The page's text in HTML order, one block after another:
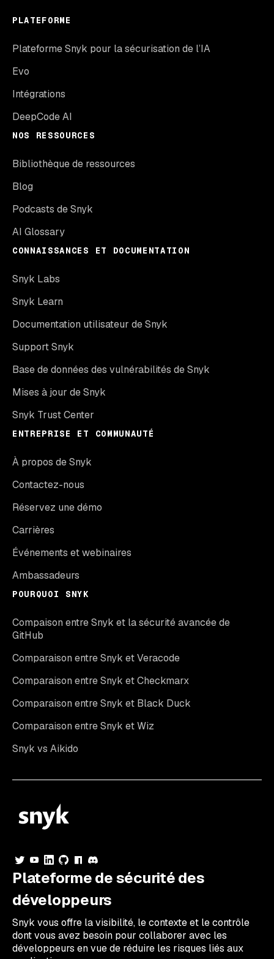
PLATEFORME
Plateforme Snyk pour la sécurisation de l’IA
Evo
Intégrations
DeepCode AI
NOS RESSOURCES
Bibliothèque de ressources
Blog
Podcasts de Snyk
AI Glossary
CONNAISSANCES ET DOCUMENTATION
Snyk Labs
Snyk Learn
Documentation utilisateur de Snyk
Support Snyk
Base de données des vulnérabilités de Snyk
Mises à jour de Snyk
Snyk Trust Center
ENTREPRISE ET COMMUNAUTÉ
À propos de Snyk
Contactez-nous
Réservez une démo
Carrières
Événements et webinaires
Ambassadeurs
POURQUOI SNYK
Compaison entre Snyk et la sécurité avancée de
GitHub
Comparaison entre Snyk et Veracode
Comparaison entre Snyk et Checkmarx
Comparaison entre Snyk et Black Duck
Comparaison entre Snyk et Wiz
Snyk vs Aikido
Plateforme de sécurité des
développeurs
Snyk vous offre la visibilité, le contexte et le contrôle
dont vous avez besoin pour collaborer avec les
développeurs en vue de réduire les risques liés aux